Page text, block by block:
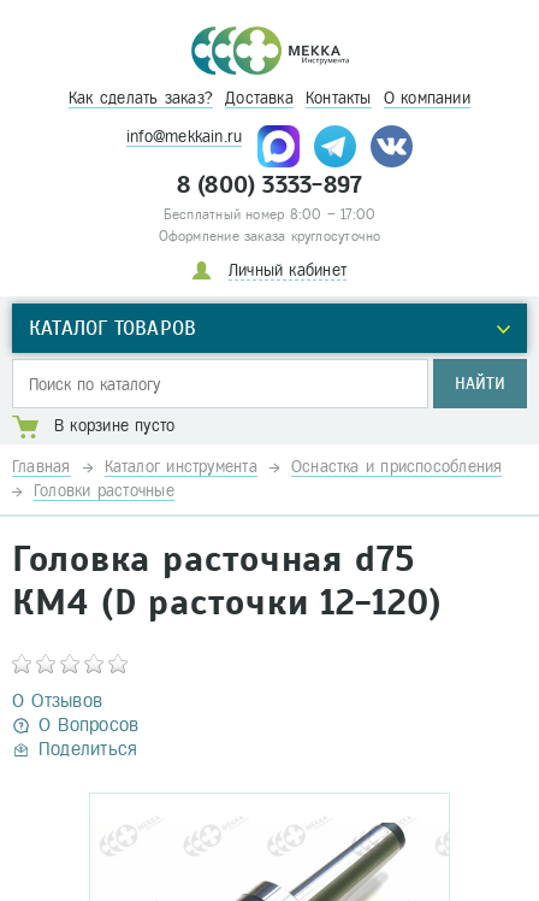
Как сделать заказ? Доставка Контакты О компании
info@mekkain.ru
8 (800) 3333-897
Бесплатный номер 8:00 – 17:00
Оформление заказа круглосуточно
Личный кабинет
КАТАЛОГ ТОВАРОВ
НАЙТИ
В корзине пусто
Главная Каталог инструмента
Оснастка и приспособления
Головки расточные
Головка расточная d75
КМ4 (D расточки 12-120)
0 Отзывов
0 Вопросов
Поделиться